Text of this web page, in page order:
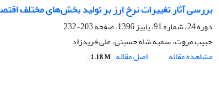
بررسی آثار تغییرات نرخ ارز بر تولید بخش‌های مختلف
دوره 24، شماره 91، پاییز 1396، صفحه
203-232
حبیب مروت، سمیه شاه حسینی، علی فریدزاد
مشاهده مقاله
اصل مقاله 1.18 M